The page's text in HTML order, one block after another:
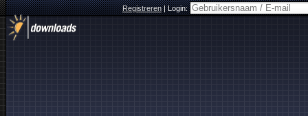
Registreren|Login: